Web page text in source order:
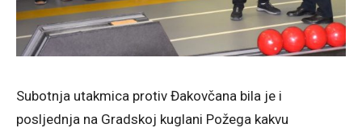
Subotnja utakmica protiv Đakovčana bila je i
posljednja na Gradskoj kuglani Požega kakvu